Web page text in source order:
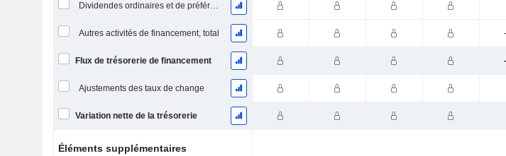
Dividendes ordinaires et de préférence payés
Autres activités de financement, total
Flux de trésorerie de financement
Ajustements des taux de change
Variation nette de la trésorerie
Éléments supplémentaires